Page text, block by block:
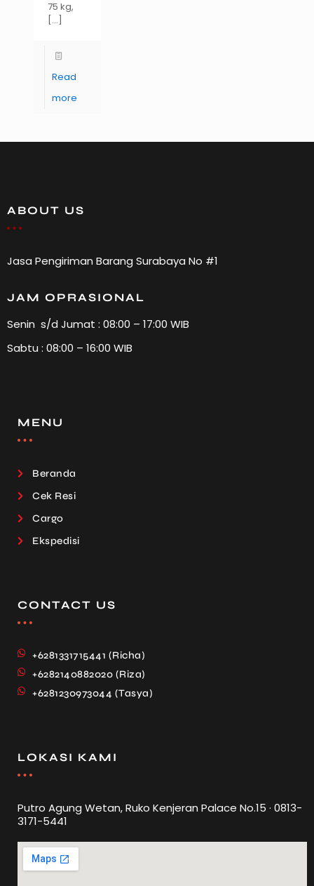
75 kg,
[…]
Read
more
ABOUT US
Jasa Pengiriman Barang Surabaya No #1
JAM OPRASIONAL
Senin s/d Jumat : 08:00 – 17:00 WIB
Sabtu : 08:00 – 16:00 WIB
MENU
Beranda
Cek Resi
Cargo
Ekspedisi
CONTACT US
+6281331715441 (Richa)
+6282140882020 (Riza)
+6281230973044 (Tasya)
LOKASI KAMI
Putro Agung Wetan, Ruko Kenjeran Palace No.15 · 0813-
3171-5441